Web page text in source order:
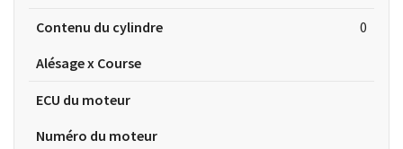
Contenu du cylindre
0
Alésage x Course
ECU du moteur
Numéro du moteur